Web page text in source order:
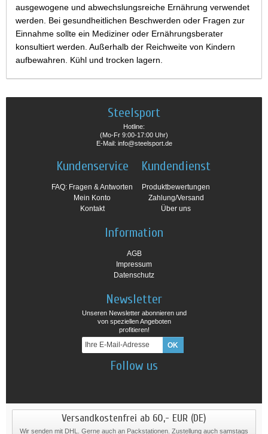
ausgewogene und abwechslungsreiche Ernährung verwendet
werden. Bei gesundheitlichen Beschwerden oder Fragen zur
Einnahme sollte ein Mediziner oder Ernährungsberater
konsultiert werden. Außerhalb der Reichweite von Kindern
aufbewahren. Kühl und trocken lagern.
Steelsport
Hotline:
(Mo-Fr 9:00-17:00 Uhr)
E-Mail: info@steelsport.de
Kundenservice
FAQ: Fragen & Antworten
Mein Konto
Kontakt
Kundendienst
Produktbewertungen
Zahlung/Versand
Über uns
Information
AGB
Impressum
Datenschutz
Newsletter
Unseren Newsletter abonnieren und
von speziellen Angeboten
profitieren!
Follow us
Versandkostenfrei ab 60,- EUR (DE)
Wir senden mit DHL. Gerne auch an Packstationen. Zustellung auch samstags